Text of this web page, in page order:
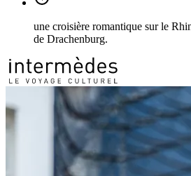
une croisière romantique sur le
de Drachenburg.